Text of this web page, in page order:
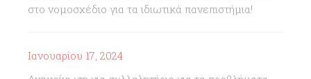
στο νομοσχέδιο για τα ιδιωτικά πανεπιστήμια!
Ιανουαρίου 17, 2024